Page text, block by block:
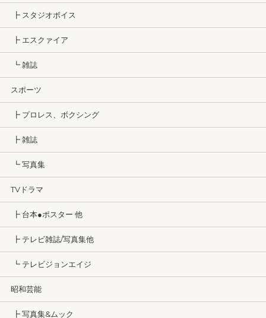
┣ スタジオボイス
┣ エスクァイア
┗ 雑誌
スポーツ
┣ プロレス、ボクシング
┣ 雑誌
┗ 写真集
TVドラマ
┣ 台本●ポスター 他
┣ テレビ雑誌/写真集他
┗ テレビジョンエイジ
昭和芸能
┣ 写真集&ムック